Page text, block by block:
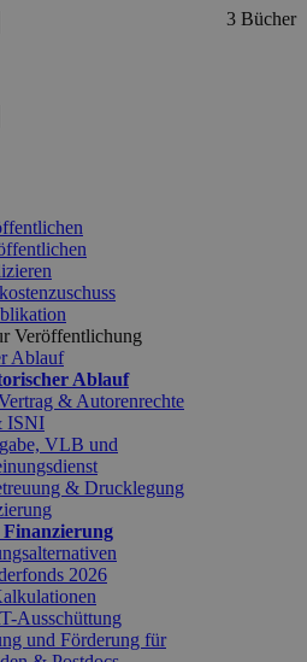
Veröffentlichung
Ablauf
Ablauf
& Autorenrechte
ISNI
VLB und
& Drucklegung
2026
Ausschüttung
und Förderung für
3 Bücher